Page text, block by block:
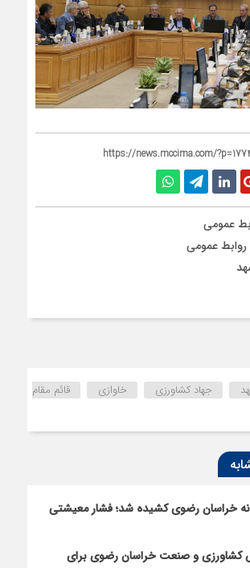
https://news.mccima.com/
عمومی
روابط عمومی
جهاد کشاورزی خاوازی
قائم مقام
خراسان رضوی کشیده شد؛ فشار معیشتی
کشاورزی و صنعت خراسان رضوی برای